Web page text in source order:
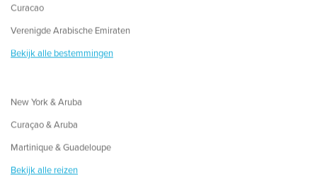
Curacao
Verenigde Arabische Emiraten
Bekijk alle bestemmingen
New York & Aruba
Curaçao & Aruba
Martinique & Guadeloupe
Bekijk alle reizen